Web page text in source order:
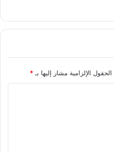
الحقول الإلزامية مشار إليها بـ *